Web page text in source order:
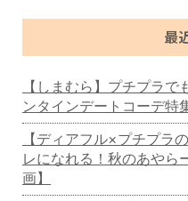
最
【しまむら】プチプラ
ンタインデートコーデ特
【ディアフル×プチプラ
レになれる！秋のあやら
画】